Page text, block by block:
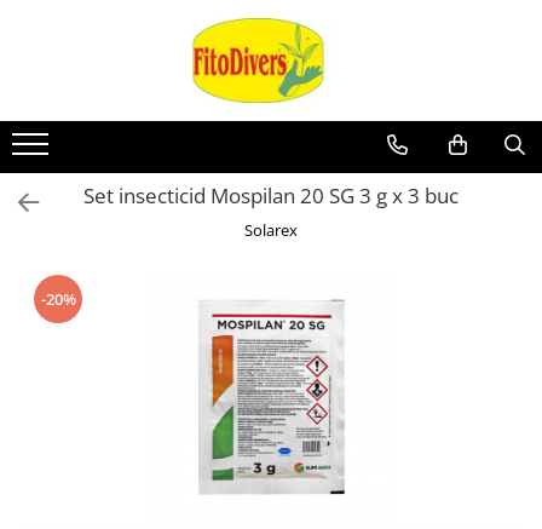
Set insecticid Mospilan 20 SG 3 g x 3 buc
Solarex
-20%